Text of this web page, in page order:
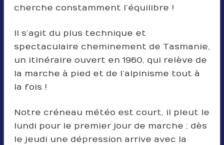
cherche constamment l’équilibre !
Il s’agit du plus technique et
spectaculaire cheminement de Tasmanie,
un itinéraire ouvert en 1960, qui relève de
la marche à pied et de l’alpinisme tout à
la fois !
Notre créneau météo est court, il pleut le
lundi pour le premier jour de marche ; dès
le jeudi une dépression arrive avec la